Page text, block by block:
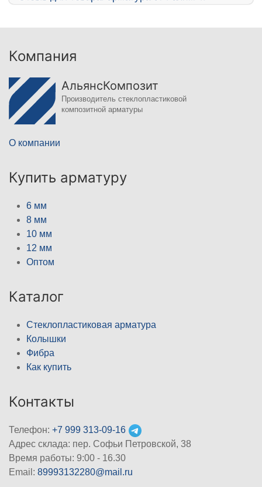
Компания
АльянсКомпозит
Производитель стеклопластиковой
композитной арматуры
О компании
Купить арматуру
6 мм
8 мм
10 мм
12 мм
Оптом
Каталог
Стеклопластиковая арматура
Колышки
Фибра
Как купить
Контакты
Телефон: +7 999 313-09-16
Адрес склада: пер. Софьи Петровской, 38
Время работы: 9:00 - 16.30
Email: 89993132280@mail.ru